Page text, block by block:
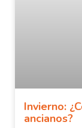
Invierno:
ancianos?